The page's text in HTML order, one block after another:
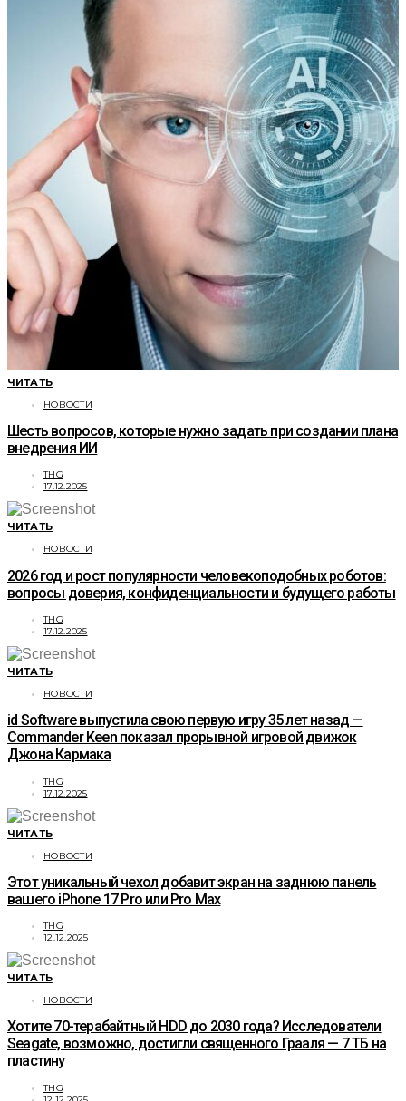
ЧИТАТЬ
НОВОСТИ
Шесть вопросов, которые нужно задать при создании плана
внедрения ИИ
THG
17.12.2025
ЧИТАТЬ
НОВОСТИ
2026 год и рост популярности человекоподобных роботов:
вопросы доверия, конфиденциальности и будущего работы
THG
17.12.2025
ЧИТАТЬ
НОВОСТИ
id Software выпустила свою первую игру 35 лет назад —
Commander Keen показал прорывной игровой движок
Джона Кармака
THG
17.12.2025
ЧИТАТЬ
НОВОСТИ
Этот уникальный чехол добавит экран на заднюю панель
вашего iPhone 17 Pro или Pro Max
THG
12.12.2025
ЧИТАТЬ
НОВОСТИ
Хотите 70-терабайтный HDD до 2030 года? Исследователи
Seagate, возможно, достигли священного Грааля — 7 ТБ на
пластину
THG